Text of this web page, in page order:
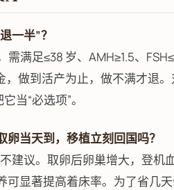
一半”？
需满足≤38 岁、AMH≥1.5、
，做到活产为止，做不满才退
当“必选项”。
卵当天到，移植立刻回国吗？
建议。取卵后卵巢增大，登机
可显著提高着床率。为了省几